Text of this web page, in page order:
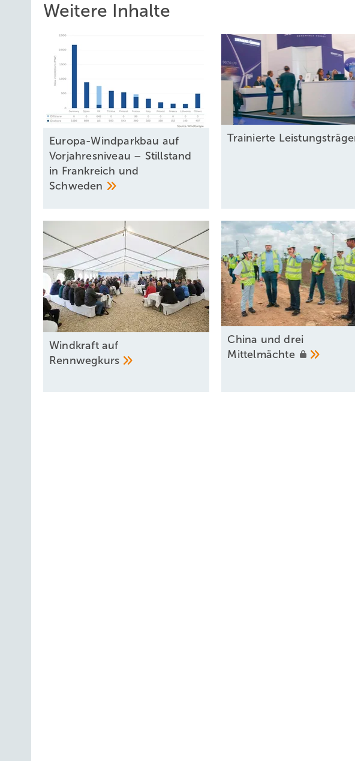
Weitere Inhalte
Europa-Windparkbau auf
Vorjahresniveau – Stillstand
in Frankreich und
Schweden
Trainierte Leistun
Windkraft auf
Rennwegkurs
China und drei
Mittelmächte